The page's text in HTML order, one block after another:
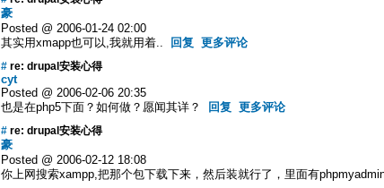
豪
Posted @ 2006-01-24 02:00
其实用xmapp也可以,我就用着..
回复 更多评论
# re: drupal安装心得
cyt
Posted @ 2006-02-06 20:35
也是在php5下面？如何做？愿闻其详？
回复 更多评论
# re: drupal安装心得
豪
Posted @ 2006-02-12 18:08
你上网搜索xampp,把那个包下载下来，然后装就行了，里面有